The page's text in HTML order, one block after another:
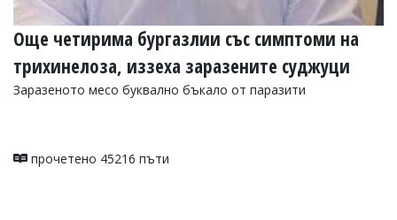
Още четирима бургазлии със симптоми на
трихинелоза, иззеха заразените суджуци
Заразеното месо буквално бъкало от паразити
прочетено 45216 пъти